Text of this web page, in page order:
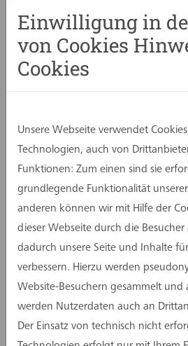
für das neue Rathaus in der
begonnen. Das
die bislang auf mehrere
Verwaltung und schafft eine
wirtschaftlich noch räumlich
und Miete der bisherigen vier
darunter ein angemieteter –
nicht tragbar. Die
Arbeitsabläufe und
für die Einwohner.
Die Stadt setzt auf eine
Einwilligung in
von Cookies
Cookies
Unsere Webseite verwendet
Technologien, auch von
Funktionen: Zum einen sind sie
grundlegende Funktionalität
anderen können wir mit Hilfe der
dieser Webseite durch die Besucher
dadurch unsere Seite und Inhalte
verbessern. Hierzu werden
Website-Besuchern gesammelt und
werden Nutzerdaten auch an
Der Einsatz von technisch nicht